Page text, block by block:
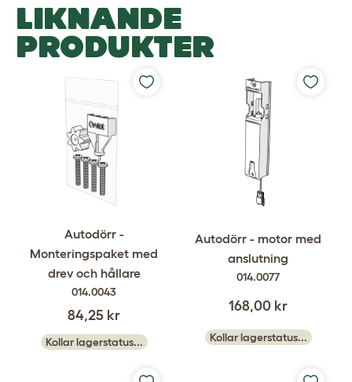
LIKNANDE
PRODUKTER
Autodörr -
Monteringspaket med
drev och hållare
014.0043
84,25 kr
Kollar lagerstatus...
Autodörr - motor med
anslutning
014.0077
168,00 kr
Kollar lagerstatus...